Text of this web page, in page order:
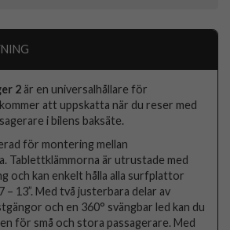
2 är en universalhållare för
att uppskatta när du reser med
i bilens baksäte.
för montering mellan
Tablettklämmorna är utrustade med
och kan enkelt hålla alla surfplattor
– 13”. Med två justerbara delar av
och en 360° svängbar led kan du
för små och stora passagerare. Med